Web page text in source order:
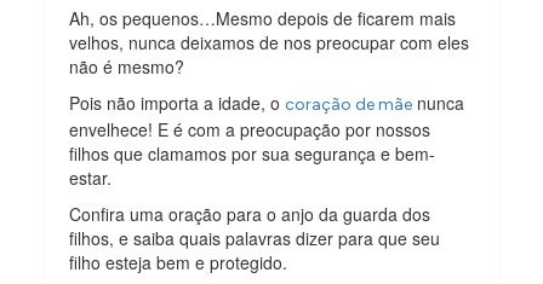
Ah, os pequenos…Mesmo depois de ficarem mais
velhos, nunca deixamos de nos preocupar com eles
não é mesmo?
Pois não importa a idade, ocoração de mãe nunca
envelhece! E é com a preocupação por nossos
filhos que clamamos por sua segurança e bem-
estar.
Confira uma oração para o anjo da guarda dos
filhos, e saiba quais palavras dizer para que seu
filho esteja bem e protegido.